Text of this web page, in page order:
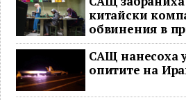
китайски
обвинения в
САЩ нанесоха
опитите на